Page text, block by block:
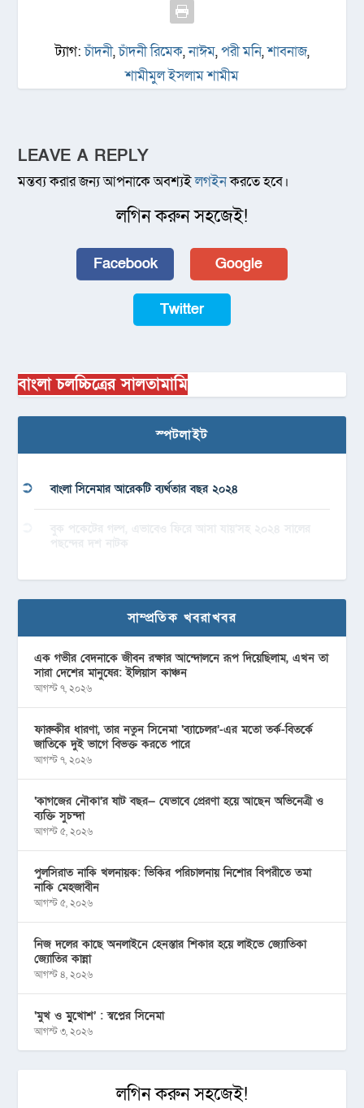
ট্যাগ:চাঁদনী,চাঁদনী রিমেক,নাঈম,পরী মনি,শাবনাজ,
শামীমুল ইসলাম শামীম
LEAVE A REPLY
মন্তব্য করার জন্য আপনাকে অবশ্যইলগইনকরতে হবে।
লগিন করুন সহজেই!
Facebook Google
Twitter
বাংলা চলচ্চিত্রের সালতামামি
স্পটলাইট
বাংলা সিনেমার আরেকটি ব্যর্থতার বছর ২০২৪
সাম্প্রতিক খবরাখবর
এক গভীর বেদনাকে জীবন রক্ষার আন্দোলনে রূপ দিয়েছিলাম, এখন তা
সারা দেশের মানুষের: ইলিয়াস কাঞ্চন
আগস্ট ৭, ২০২৬
ফারুকীর ধারণা, তার নতুন সিনেমা ‘ব্যাচেলর’-এর মতো তর্ক-বিতর্কে
জাতিকে দুই ভাগে বিভক্ত করতে পারে
আগস্ট ৭, ২০২৬
‘কাগজের নৌকা’র ষাট বছর— যেভাবে প্রেরণা হয়ে আছেন অভিনেত্রী ও
ব্যক্তি সুচন্দা
আগস্ট ৫, ২০২৬
পুলসিরাত নাকি খলনায়ক: ভিকির পরিচালনায় নিশোর বিপরীতে তমা
নাকি মেহজাবীন
আগস্ট ৫, ২০২৬
নিজ দলের কাছে অনলাইনে হেনস্তার শিকার হয়ে লাইভে জ্যোতিকা
জ্যোতির কান্না
আগস্ট ৪, ২০২৬
‘মুখ ও মু্খোশ’ : স্বপ্নের সিনেমা
আগস্ট ৩, ২০২৬
লগিন করুন সহজেই!